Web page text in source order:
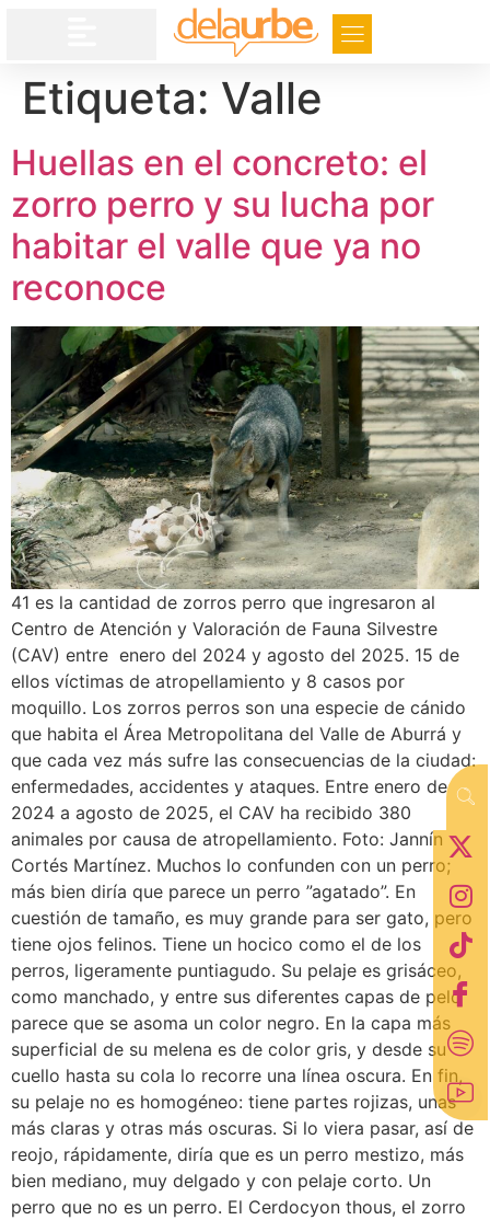
Etiqueta: Valle
Huellas en el concreto: el
zorro perro y su lucha por
habitar el valle que ya no
reconoce
41 es la cantidad de zorros perro que ingresaron al
Centro de Atención y Valoración de Fauna Silvestre
(CAV) entre enero del 2024 y agosto del 2025. 15 de
ellos víctimas de atropellamiento y 8 casos por
moquillo. Los zorros perros son una especie de cánido
que habita el Área Metropolitana del Valle de Aburrá y
que cada vez más sufre las consecuencias de la ciudad:
enfermedades, accidentes y ataques. Entre enero de
2024 a agosto de 2025, el CAV ha recibido 380
animales por causa de atropellamiento. Foto: Jannín
Cortés Martínez. Muchos lo confunden con un perro;
más bien diría que parece un perro ”agatado”. En
cuestión de tamaño, es muy grande para ser gato, pero
tiene ojos felinos. Tiene un hocico como el de los
perros, ligeramente puntiagudo. Su pelaje es grisáceo,
como manchado, y entre sus diferentes capas de pelo
parece que se asoma un color negro. En la capa más
superficial de su melena es de color gris, y desde su
cuello hasta su cola lo recorre una línea oscura. En fin,
su pelaje no es homogéneo: tiene partes rojizas, unas
más claras y otras más oscuras. Si lo viera pasar, así de
reojo, rápidamente, diría que es un perro mestizo, más
bien mediano, muy delgado y con pelaje corto. Un
perro que no es un perro. El Cerdocyon thous, el zorro